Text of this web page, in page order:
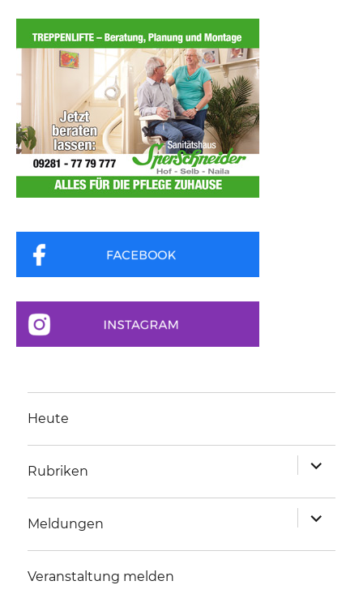
Heute
Rubriken
anzeigen
Meldungen
anzeigen
Veranstaltung melden